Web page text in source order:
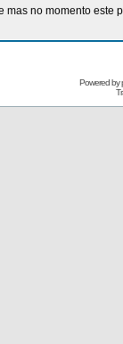
mas no momento este
Powered by